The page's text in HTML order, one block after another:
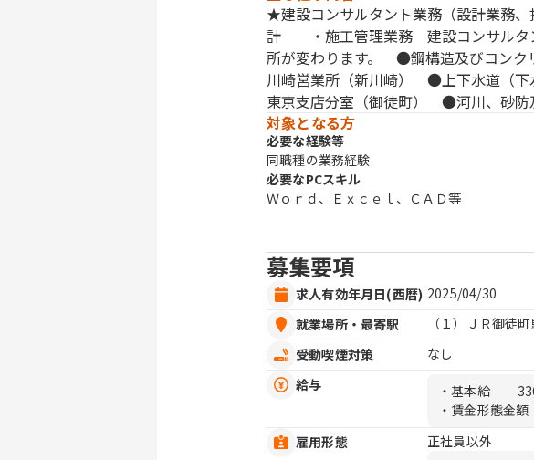
★建設コンサルタント業務（設計業務
計 ・施工管理業務 建設コンサルタ
所が変わります。 ●鋼構造
川崎営業所（新川崎） ●上下
東京支店分室（御徒町） ●河川、砂
対象となる方
必要な経験等
同職種の業務経験
必要なPCスキル
Ｗｏｒｄ、Ｅｘｃｅｌ、ＣＡＤ等
募集要項
求人有効年月日(西暦) 2025/04/30
就業場所・最寄駅
（１）ＪＲ御
受動喫煙対策
なし
給与
・基本給
・賃金形態金額
雇用形態
正社員以外